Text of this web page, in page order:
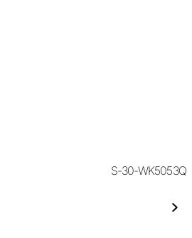
S-30-WK5053Q